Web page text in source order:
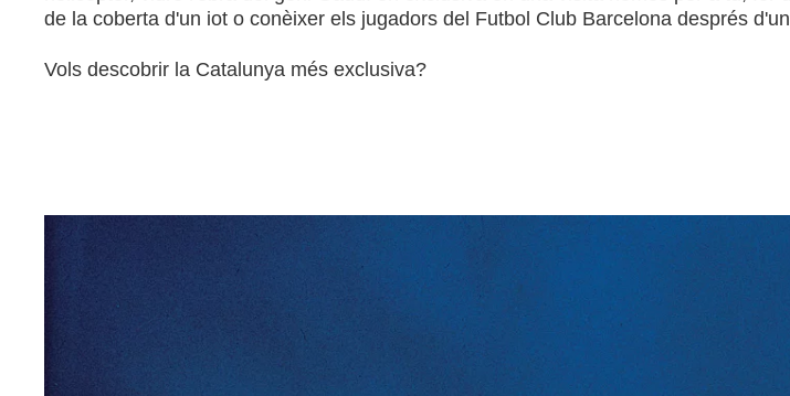
de la coberta d'un iot o conèixer els jugadors del Futbol Club Barcelona després
Vols descobrir la Catalunya més exclusiva?